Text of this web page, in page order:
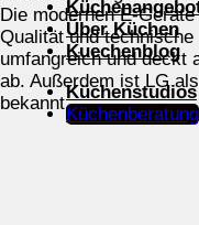
Über Küchen
Kuechenblog
Küchenstudios
Küchenberatung
Die modernen E-
Qualität und
umfangreich und deckt
ab. Außerdem ist LG
bekannt.